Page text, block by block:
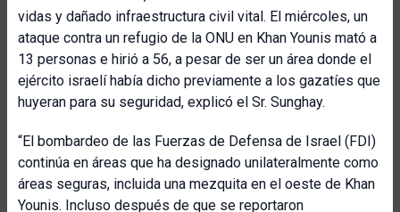
vidas y dañado infraestructura civil vital. El miércoles, un
ataque contra un refugio de la ONU en Khan Younis mató a
13 personas e hirió a 56, a pesar de ser un área donde el
ejército israelí había dicho previamente a los gazatíes que
huyeran para su seguridad, explicó el Sr. Sunghay.
“El bombardeo de las Fuerzas de Defensa de Israel (FDI)
continúa en áreas que ha designado unilateralmente como
áreas seguras, incluida una mezquita en el oeste de Khan
Younis. Incluso después de que se reportaron